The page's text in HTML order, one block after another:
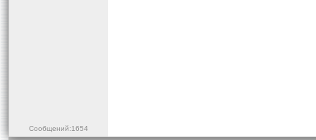
Сообщений:1654